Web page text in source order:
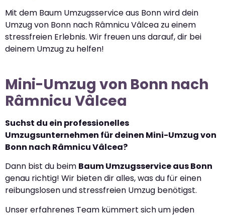
Mit dem Baum Umzugsservice aus Bonn wird dein
Umzug von Bonn nach Râmnicu Vâlcea zu einem
stressfreien Erlebnis. Wir freuen uns darauf, dir bei
deinem Umzug zu helfen!
Mini-Umzug von Bonn nach
Râmnicu Vâlcea
Suchst du ein professionelles
Umzugsunternehmen für deinen Mini-Umzug von
Bonn nach Râmnicu Vâlcea?
Dann bist du beim Baum Umzugsservice aus Bonn
genau richtig! Wir bieten dir alles, was du für einen
reibungslosen und stressfreien Umzug benötigst.
Unser erfahrenes Team kümmert sich um jeden